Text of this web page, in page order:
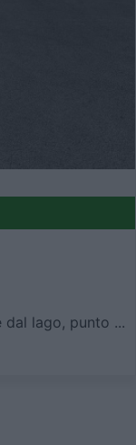
lago, punto ...